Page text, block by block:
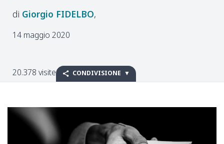
Giorgio FIDELBO
14 maggio 2020
20.378 visite CONDIVISIONE